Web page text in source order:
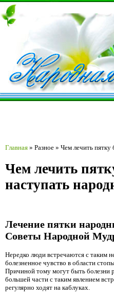
Главная » Разное » Чем лечить пятку
Чем лечить
наступать
Лечение пятки
Советы Народной
Нередко люди встречаются с таким
болезненное чувство в области
Причиной тому могут быть болезни
большей части с таким явлением
регулярно ходят на каблуках.